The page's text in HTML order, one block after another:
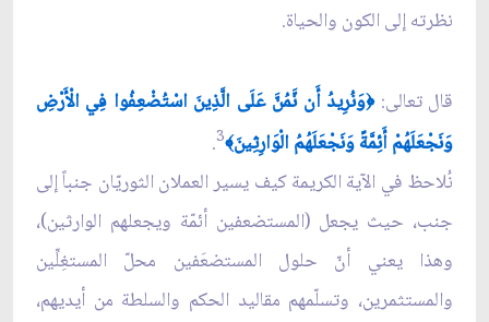
نظرته إلى الكون والحياة.
قال تعالى:﴿وَنُرِيدُ أَن نَّمُنَّ عَلَى الَّذِينَ اسْتُضْعِفُوا فِي الْأَرْضِ
وَنَجْعَلَهُمْ أَئِمَّةً وَنَجْعَلَهُمُ الْوَارِثِينَ﴾3
.
نُلاحظ في الآية الكريمة كيف يسير العملان الثوريّان جنباً إلى
جنب، حيث يجعل (المستضعفين أئمّة ويجعلهم الوارثين)،
وهذا يعني أنّ حلول المستضعَفين محلّ المستغِلِّين
والمستثمرين، وتسلّمهم مقاليد الحكم والسلطة من أيديهم،